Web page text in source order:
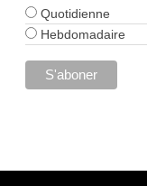
Quotidienne
Hebdomadaire